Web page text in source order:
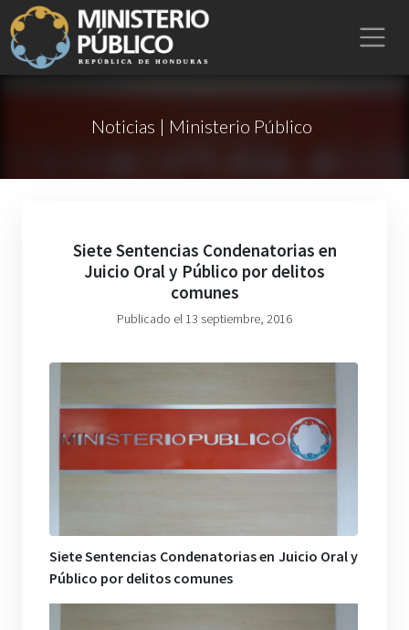
Noticias | Ministerio Público
Siete Sentencias Condenatorias en
Juicio Oral y Público por delitos
comunes
Publicado el 13 septiembre, 2016
Siete Sentencias Condenatorias en Juicio Oral y
Público por delitos comunes